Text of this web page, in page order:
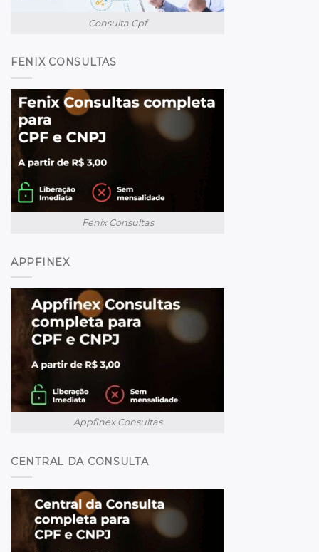
Consulta Cpf
FENIX CONSULTAS
Fenix Consultas
APPFINEX
Appfinex Consultas
CENTRAL DA CONSULTA